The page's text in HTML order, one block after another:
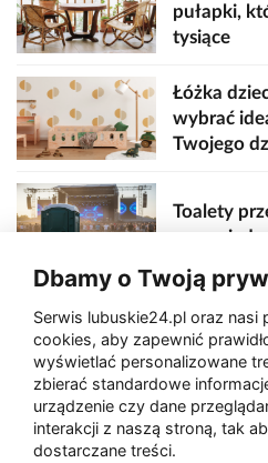
pułapki,
tysiące
Łóżka
wybrać
Twojego
Toalety
sceny,
Akcja po
Ruszyła
Dbamy o Twoją
Serwis lubuskie24.pl oraz nasi
cookies, aby zapewnić
wyświetlać personalizowane
zbierać standardowe
urządzenie czy dane
interakcji z naszą stroną, tak
dostarczane treści.